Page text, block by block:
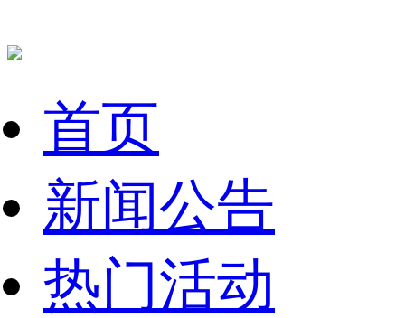
首页
新闻公告
热门活动